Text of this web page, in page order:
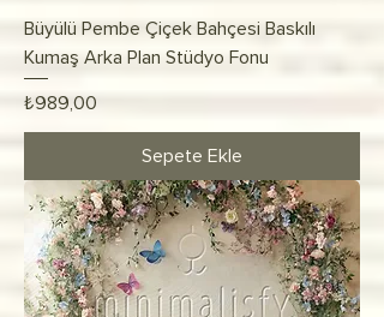
Büyülü Pembe Çiçek Bahçesi Baskılı
Kumaş Arka Plan Stüdyo Fonu
Fiyat
₺989,00
Sepete Ekle